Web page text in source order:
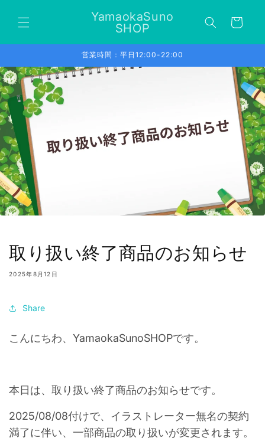
進む
YamaokaSuno
SHOP
ー
営業時間：平日12:00-22:00
取り扱い終了商品のお知らせ
2025年8月12日
Share
こんにちわ、YamaokaSunoSHOPです。
本日は、取り扱い終了商品のお知らせです。
2025/08/08付けで、イラストレーター無名の契約
満了に伴い、一部商品の取り扱いが変更されます。